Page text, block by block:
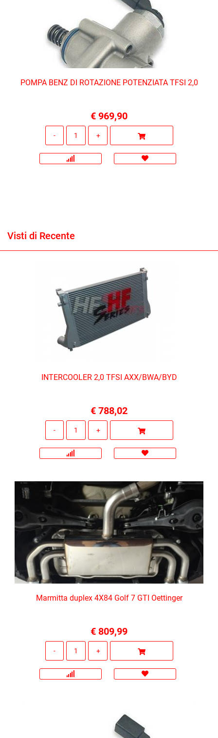
POMPA BENZ DI ROTAZIONE POTENZIATA TFSI 2,0
€ 969,90
Visti di Recente
INTERCOOLER 2,0 TFSI AXX/BWA/BYD
€ 788,02
Marmitta duplex 4X84 Golf 7 GTI Oettinger
€ 809,99